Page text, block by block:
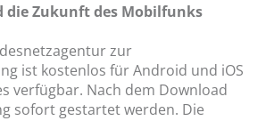
die Zukunft des Mobilfunks
zur
ist kostenlos für Android und iOS
verfügbar. Nach dem Download
sofort gestartet werden. Die